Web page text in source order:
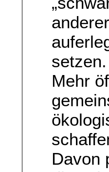
setzen.
Mehr
Davon